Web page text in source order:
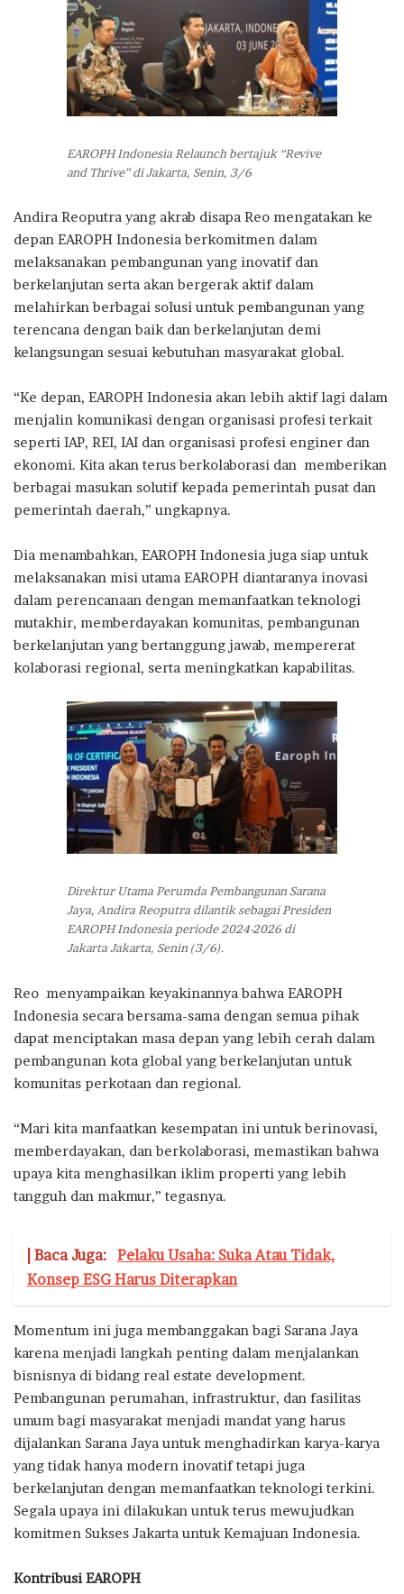
EAROPH Indonesia Relaunch bertajuk “Revive
and Thrive” di Jakarta, Senin, 3/6
Andira Reoputra yang akrab disapa Reo mengatakan ke
depan EAROPH Indonesia berkomitmen dalam
melaksanakan pembangunan yang inovatif dan
berkelanjutan serta akan bergerak aktif dalam
melahirkan berbagai solusi untuk pembangunan yang
terencana dengan baik dan berkelanjutan demi
kelangsungan sesuai kebutuhan masyarakat global.
“Ke depan, EAROPH Indonesia akan lebih aktif lagi dalam
menjalin komunikasi dengan organisasi profesi terkait
seperti IAP, REI, IAI dan organisasi profesi enginer dan
ekonomi. Kita akan terus berkolaborasi dan memberikan
berbagai masukan solutif kepada pemerintah pusat dan
pemerintah daerah,” ungkapnya.
Dia menambahkan, EAROPH Indonesia juga siap untuk
melaksanakan misi utama EAROPH diantaranya inovasi
dalam perencanaan dengan memanfaatkan teknologi
mutakhir, memberdayakan komunitas, pembangunan
berkelanjutan yang bertanggung jawab, mempererat
kolaborasi regional, serta meningkatkan kapabilitas.
Direktur Utama Perumda Pembangunan Sarana
Jaya, Andira Reoputra dilantik sebagai Presiden
EAROPH Indonesia periode 2024-2026 di
Jakarta Jakarta, Senin (3/6).
Reo menyampaikan keyakinannya bahwa EAROPH
Indonesia secara bersama-sama dengan semua pihak
dapat menciptakan masa depan yang lebih cerah dalam
pembangunan kota global yang berkelanjutan untuk
komunitas perkotaan dan regional.
“Mari kita manfaatkan kesempatan ini untuk berinovasi,
memberdayakan, dan berkolaborasi, memastikan bahwa
upaya kita menghasilkan iklim properti yang lebih
tangguh dan makmur,” tegasnya.
| Baca Juga: Pelaku Usaha: Suka Atau Tidak,
Konsep ESG Harus Diterapkan
Momentum ini juga membanggakan bagi Sarana Jaya
karena menjadi langkah penting dalam menjalankan
bisnisnya di bidang real estate development.
Pembangunan perumahan, infrastruktur, dan fasilitas
umum bagi masyarakat menjadi mandat yang harus
dijalankan Sarana Jaya untuk menghadirkan karya-karya
yang tidak hanya modern inovatif tetapi juga
berkelanjutan dengan memanfaatkan teknologi terkini.
Segala upaya ini dilakukan untuk terus mewujudkan
komitmen Sukses Jakarta untuk Kemajuan Indonesia.
Kontribusi EAROPH